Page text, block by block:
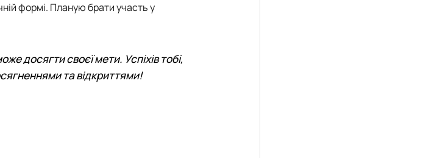
формі. Планую брати участь у
досягти своєї мети. Успіхів тобі,
та відкриттями!